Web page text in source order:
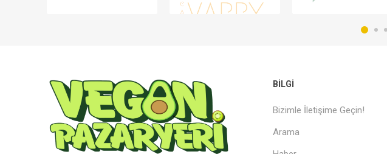
BILGI
Bizimle İletişime Geçin!
Arama